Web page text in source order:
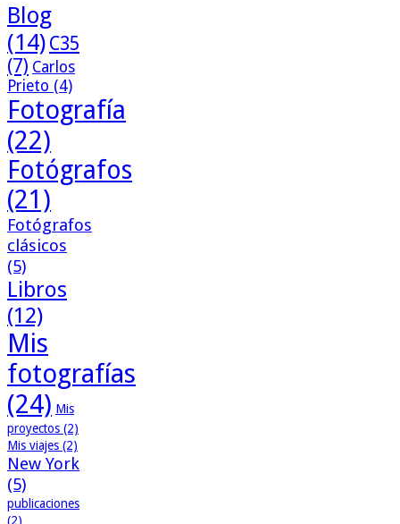
Blog
(14) C35
(7) Carlos
Prieto (4)
Fotografía
(22)
Fotógrafos
(21)
Fotógrafos
clásicos
(5)
Libros
(12)
Mis
fotografías
(24) Mis
proyectos (2)
Mis viajes (2)
New York
(5)
publicaciones
(2)